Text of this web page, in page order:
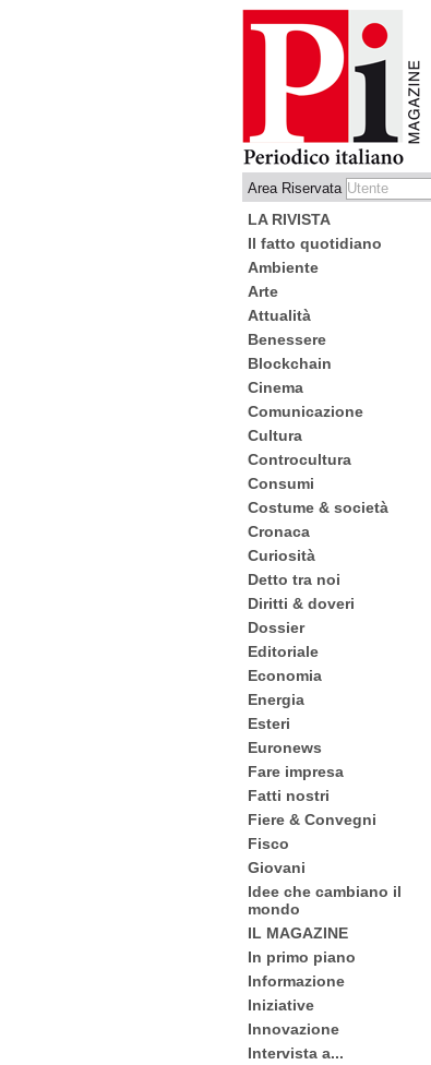
Area Riservata
LA RIVISTA
Il fatto quotidiano
Ambiente
Arte
Attualità
Benessere
Blockchain
Cinema
Comunicazione
Cultura
Controcultura
Consumi
Costume & società
Cronaca
Curiosità
Detto tra noi
Diritti & doveri
Dossier
Editoriale
Economia
Energia
Esteri
Euronews
Fare impresa
Fatti nostri
Fiere & Convegni
Fisco
Giovani
Idee che cambiano il
mondo
IL MAGAZINE
In primo piano
Informazione
Iniziative
Innovazione
Intervista a...